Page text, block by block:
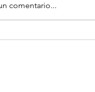
comentario...